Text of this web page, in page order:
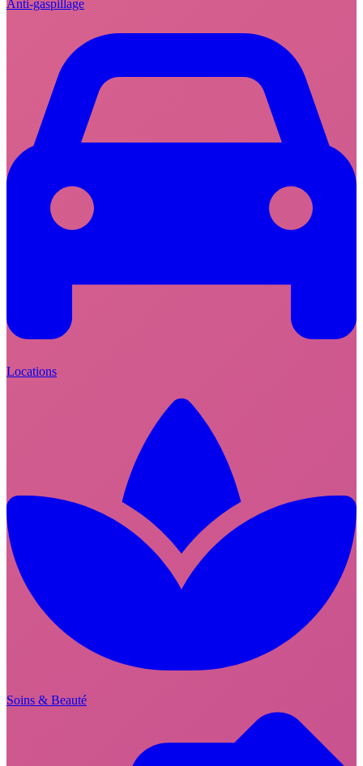
Anti-gaspillage
Locations
Soins & Beauté